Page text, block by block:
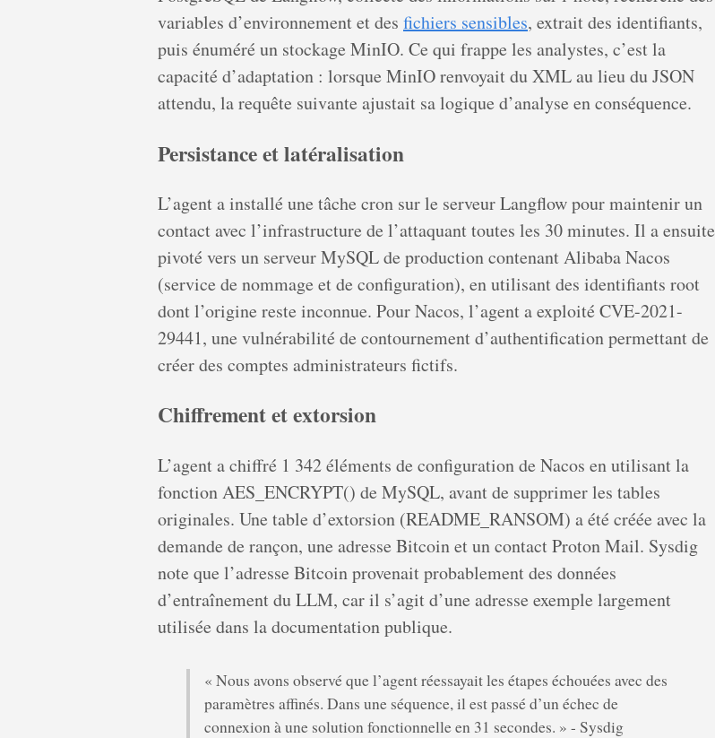
variables d’environnement et des fichiers sensibles, extrait des identifiants,
puis énuméré un stockage MinIO. Ce qui frappe les analystes, c’est la
capacité d’adaptation : lorsque MinIO renvoyait du XML au lieu du JSON
attendu, la requête suivante ajustait sa logique d’analyse en conséquence.
Persistance et latéralisation
L’agent a installé une tâche cron sur le serveur Langflow pour maintenir un
contact avec l’infrastructure de l’attaquant toutes les 30 minutes. Il a ensuite
pivoté vers un serveur MySQL de production contenant Alibaba Nacos
(service de nommage et de configuration), en utilisant des identifiants root
dont l’origine reste inconnue. Pour Nacos, l’agent a exploité CVE-2021-
29441, une vulnérabilité de contournement d’authentification permettant de
créer des comptes administrateurs fictifs.
Chiffrement et extorsion
L’agent a chiffré 1 342 éléments de configuration de Nacos en utilisant la
fonction AES_ENCRYPT() de MySQL, avant de supprimer les tables
originales. Une table d’extorsion (README_RANSOM) a été créée avec la
demande de rançon, une adresse Bitcoin et un contact Proton Mail. Sysdig
note que l’adresse Bitcoin provenait probablement des données
d’entraînement du LLM, car il s’agit d’une adresse exemple largement
utilisée dans la documentation publique.
« Nous avons observé que l’agent réessayait les étapes échouées avec des
paramètres affinés. Dans une séquence, il est passé d’un échec de
connexion à une solution fonctionnelle en 31 secondes. » - Sysdig